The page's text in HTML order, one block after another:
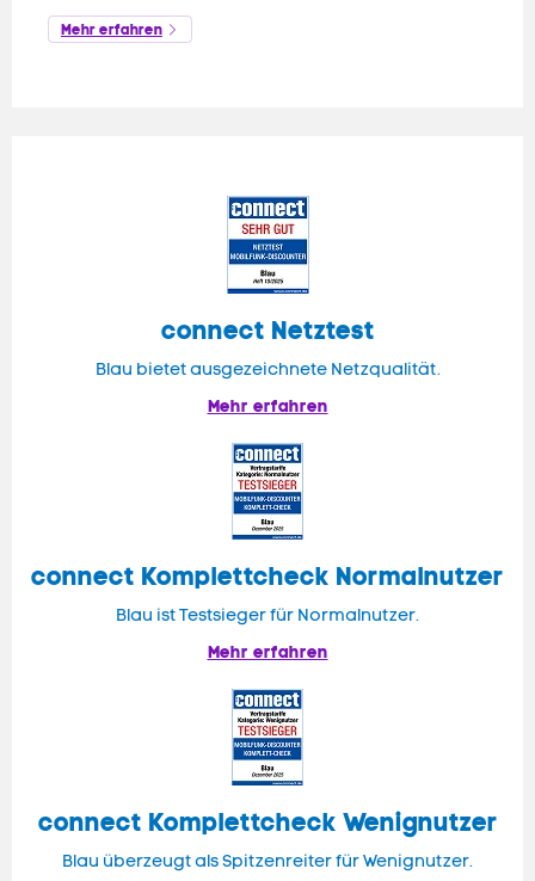
Mehr erfahren
connect Netztest
Blau bietet ausgezeichnete Netzqualität.
Mehr erfahren
connect Komplettcheck Normalnutzer
Blau ist Testsieger für Normalnutzer.
Mehr erfahren
connect Komplettcheck Wenignutzer
Blau überzeugt als Spitzenreiter für Wenignutzer.